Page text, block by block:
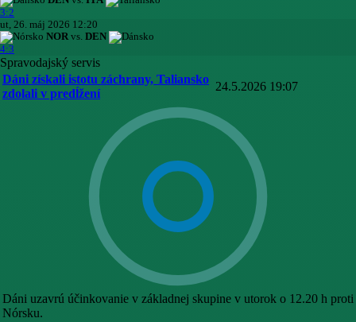
3:2
ut, 26. máj 2026 12:20
NOR vs. DEN
4:3
Spravodajský servis
Dáni získali istotu záchrany, Taliansko
zdolali v predĺžení
24.5.2026 19:07
Dáni uzavrú účinkovanie v základnej skupine v utorok o 12.20 h proti
Nórsku.